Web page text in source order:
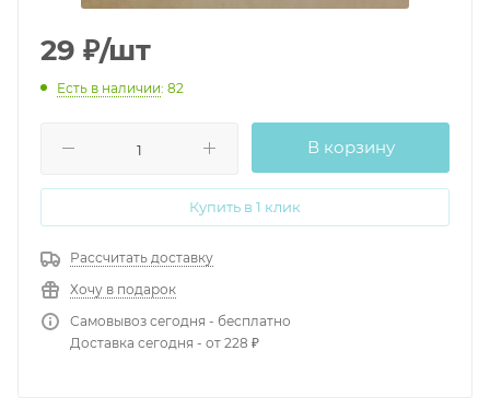
29 ₽/шт
Есть в наличии: 82
В корзину
Купить в 1 клик
Рассчитать доставку
Хочу в подарок
Самовывоз сегодня - бесплатно
Доставка сегодня - от 228 ₽